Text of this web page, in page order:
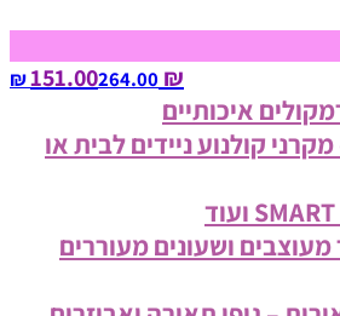
₪ 151.00
264.00‏ ₪
איכותיים
קולנוע ניידים לבית או
מעוצבים ושעונים מעוררים